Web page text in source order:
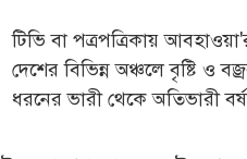
টিভি বা পত্রপত্রিকায়
দেশের বিভিন্ন অঞ্চলে বৃষ্টি ও
ধরনের ভারী থেকে অতিভারী